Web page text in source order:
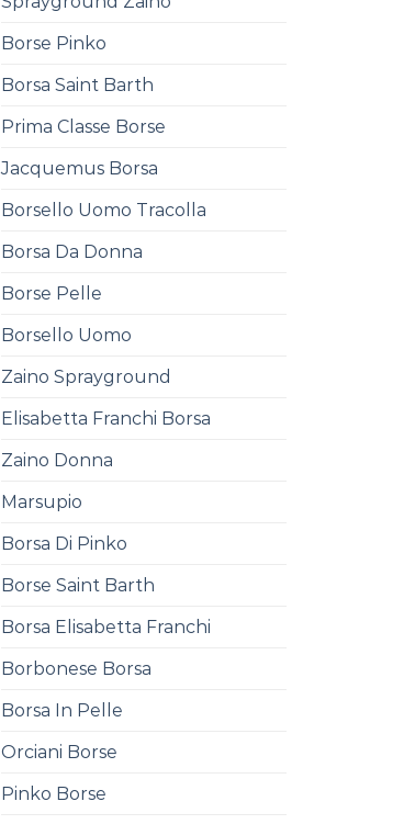
Borse Pinko
Borsa Saint Barth
Prima Classe Borse
Jacquemus Borsa
Borsello Uomo Tracolla
Borsa Da Donna
Borse Pelle
Borsello Uomo
Zaino Sprayground
Elisabetta Franchi Borsa
Zaino Donna
Marsupio
Borsa Di Pinko
Borse Saint Barth
Borsa Elisabetta Franchi
Borbonese Borsa
Borsa In Pelle
Orciani Borse
Pinko Borse